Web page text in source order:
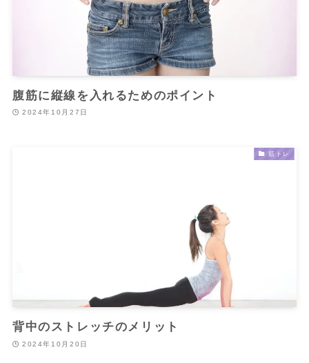
腹筋に縦線を入れるためのポイント
2024年10月27日
筋トレ
背中のストレッチのメリット
2024年10月20日